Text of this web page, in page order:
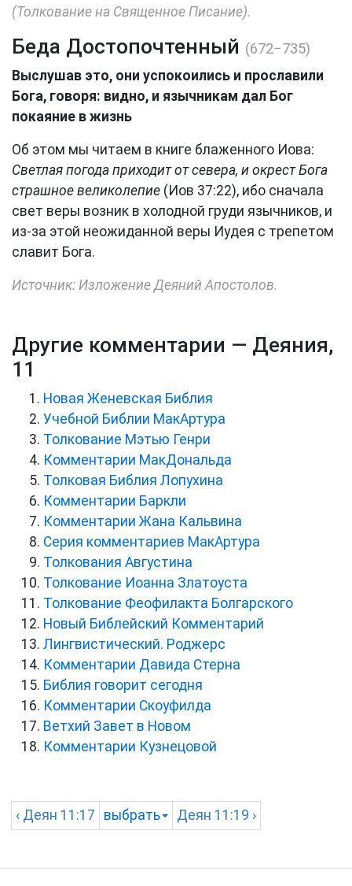
(Толкование на Cвященное Писание).
Беда Достопочтенный (672−735)
Выслушав это, они успокоились и прославили
Бога, говоря: видно, и язычникам дал Бог
покаяние в жизнь
Об этом мы читаем в книге блаженного Иова:
Светлая погода приходит от севера, и окрест Бога
страшное великолепие (Иов 37:22), ибо сначала
свет веры возник в холодной груди язычников, и
из-за этой неожиданной веры Иудея с трепетом
славит Бога.
Источник: Изложение Деяний Апостолов.
Другие комментарии — Деяния,
11
Новая Женевская Библия
Учебной Библии МакАртура
Толкование Мэтью Генри
Комментарии МакДональда
Толковая Библия Лопухина
Комментарии Баркли
Комментарии Жана Кальвина
Серия комментариев МакАртура
Толкования Августина
Толкование Иоанна Златоуста
Толкование Феофилакта Болгарского
Новый Библейский Комментарий
Лингвистический. Роджерс
Комментарии Давида Стерна
Библия говорит сегодня
Комментарии Скоуфилда
Ветхий Завет в Новом
Комментарии Кузнецовой
‹ Деян 11:17 выбрать Деян 11:19 ›